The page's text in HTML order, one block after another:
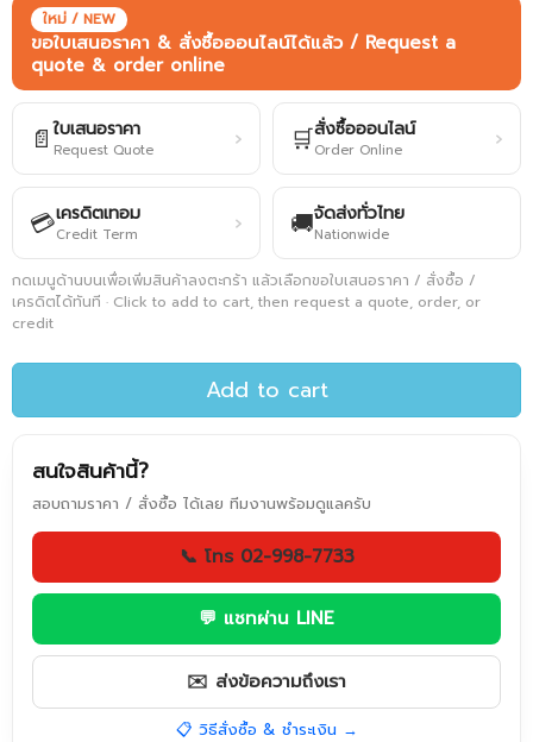
ใหม่ / NEW
ขอใบเสนอราคา & สั่งซื้อออนไลน์ได้แล้ว / Request a
quote & order online
📄 ใบเสนอราคา
Request Quote › 🛒สั่งซื้อออนไลน์
Order Online ›
💳เครดิตเทอม
Credit Term › 🚚จัดส่งทั่วไทย
Nationwide
กดเมนูด้านบนเพื่อเพิ่มสินค้าลงตะกร้า แล้วเลือกขอใบเสนอราคา / สั่งซื้อ /
เครดิตได้ทันที · Click to add to cart, then request a quote, order, or
credit
Add to cart
สนใจสินค้านี้?
สอบถามราคา / สั่งซื้อ ได้เลย ทีมงานพร้อมดูแลครับ
📞 โทร 02-998-7733
💬 แชทผ่าน LINE
✉️ ส่งข้อความถึงเรา
📋 วิธีสั่งซื้อ & ชำระเงิน →